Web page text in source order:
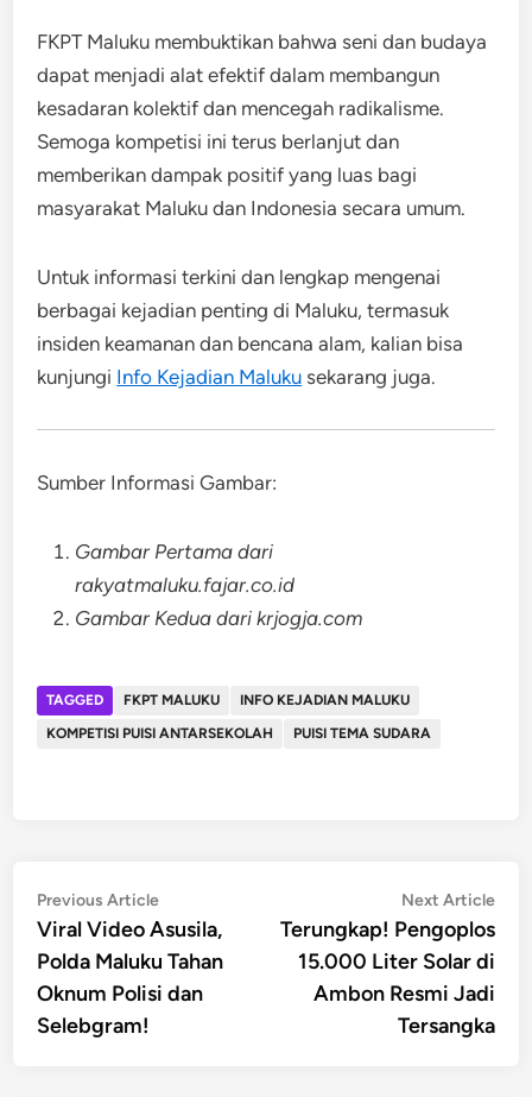
FKPT Maluku membuktikan bahwa seni dan budaya
dapat menjadi alat efektif dalam membangun
kesadaran kolektif dan mencegah radikalisme.
Semoga kompetisi ini terus berlanjut dan
memberikan dampak positif yang luas bagi
masyarakat Maluku dan Indonesia secara umum.
Untuk informasi terkini dan lengkap mengenai
berbagai kejadian penting di Maluku, termasuk
insiden keamanan dan bencana alam, kalian bisa
kunjungi Info Kejadian Maluku sekarang juga.
Sumber Informasi Gambar:
Gambar Pertama dari
rakyatmaluku.fajar.co.id
Gambar Kedua dari krjogja.com
TAGGED FKPT MALUKU
INFO KEJADIAN MALUKU
KOMPETISI PUISI ANTARSEKOLAH
PUISI TEMA SUDARA
Post
navigation
Previous ArticlePrevious
article:
Viral Video Asusila,
Polda Maluku Tahan
Oknum Polisi dan
Selebgram!
Next Article
Terungkap! Pengoplos
15.000 Liter Solar di
Ambon Resmi Jadi
Tersangka